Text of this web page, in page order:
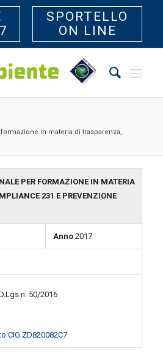
SPORTELLO
ON LINE
in materia di trasparenza,
PER FORMAZIONE IN MATERIA
231 E PREVENZIONE
Anno2017
n. 50/2016
CIG ZD820082C7